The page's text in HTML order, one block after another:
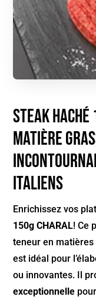
Steak haché
matière
Italiens
Enrichissez vos
150g CHARAL! Ce
teneur en
est idéal pour
ou innovantes. Il
exceptionnelle